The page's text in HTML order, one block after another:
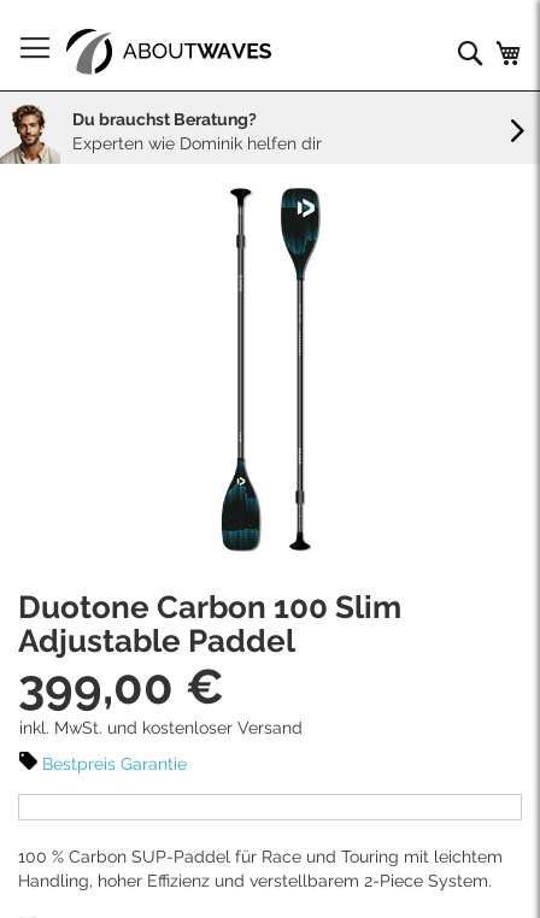
zum
Inhalt
Du brauchst Beratung?
Experten wie Dominik helfen dir
Duotone Carbon 100 Slim
Adjustable Paddel
399,00 €
inkl. MwSt. und kostenloser Versand
Bestpreis Garantie
100 % Carbon SUP-Paddel für Race und Touring mit leichtem
Handling, hoher Effizienz und verstellbarem 2-Piece System.
to
the
beginning
of
the
images
gallery